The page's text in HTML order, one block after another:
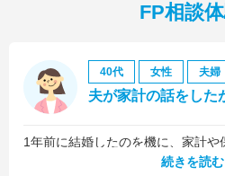
FP相談
40代 女性 夫婦
夫が家計の話をした
続きを読む